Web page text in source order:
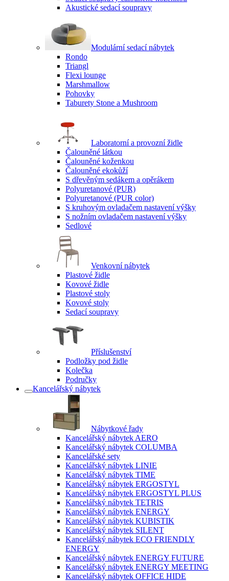
Akustické sedací soupravy
Modulární sedací nábytek
Rondo
Triangl
Flexi lounge
Marshmallow
Pohovky
Taburety Stone a Mushroom
Laboratorní a provozní židle
Čalouněné látkou
Čalouněné koženkou
Čalouněné ekokůží
S dřevěným sedákem a opěrákem
Polyuretanové (PUR)
Polyuretanové (PUR color)
S kruhovým ovladačem nastavení výšky
S nožním ovladačem nastavení výšky
Sedlové
Venkovní nábytek
Plastové židle
Kovové židle
Plastové stoly
Kovové stoly
Sedací soupravy
Příslušenství
Podložky pod židle
Kolečka
Područky
Kancelářský nábytek
Nábytkové řady
Kancelářský nábytek AERO
Kancelářský nábytek COLUMBA
Kancelářské sety
Kancelářský nábytek LINIE
Kancelářský nábytek TIME
Kancelářský nábytek ERGOSTYL
Kancelářský nábytek ERGOSTYL PLUS
Kancelářský nábytek TETRIS
Kancelářský nábytek ENERGY
Kancelářský nábytek KUBISTIK
Kancelářský nábytek SILENT
Kancelářský nábytek ECO FRIENDLY
ENERGY
Kancelářský nábytek ENERGY FUTURE
Kancelářský nábytek ENERGY MEETING
Kancelářský nábytek OFFICE HIDE